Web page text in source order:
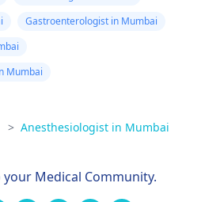
Gastroenterologist in Mumbai
Mumbai
> Anesthesiologist in Mumbai
Medical Community.